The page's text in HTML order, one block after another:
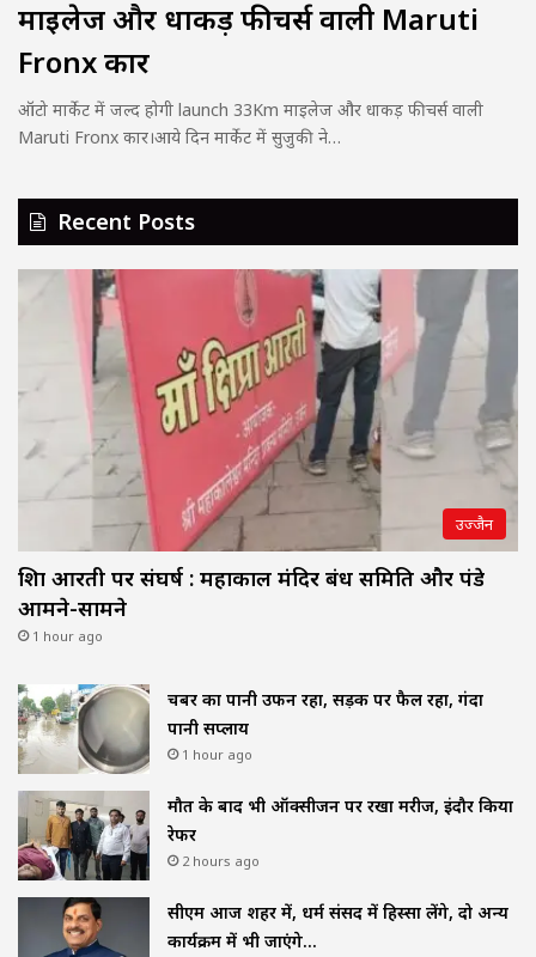
माइलेज और धाकड़ फीचर्स वाली Maruti
Fronx कार
ऑटो मार्केट में जल्द होगी launch 33Km माइलेज और धाकड़ फीचर्स वाली
Maruti Fronx कार।आये दिन मार्केट में सुजुकी ने…
Recent Posts
उज्जैन
शिप्रा आरती पर संघर्ष : महाकाल मंदिर प्रबंध समिति और पंडे
आमने-सामने
1 hour ago
चैंबर का पानी उफन रहा, सड़क पर फैल रहा, गंदा
पानी सप्लाय
1 hour ago
मौत के बाद भी ऑक्सीजन पर रखा मरीज, इंदौर किया
रेफर
2 hours ago
सीएम आज शहर में, धर्म संसद में हिस्सा लेंगे, दो अन्य
कार्यक्रम में भी जाएंगे…